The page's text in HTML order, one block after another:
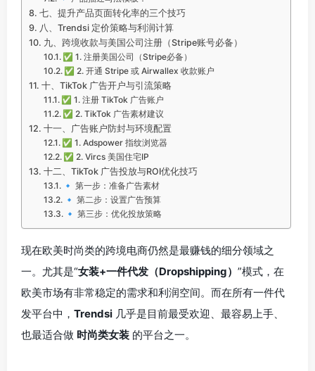
七、提升产品页面转化率的三个技巧
八、Trendsi 定价策略与利润计算
九、跨境收款与美国公司注册（Stripe账号必备）
✅ 1. 注册美国公司（Stripe必备）
✅ 2. 开通 Stripe 或 Airwallex 收款账户
十、TikTok 广告开户与引流策略
✅ 1. 注册 TikTok 广告账户
✅ 2. TikTok 广告素材建议
十一、广告账户防封与环境配置
✅ 1. Adspower 指纹浏览器
✅ 2. Vircs 美国住宅IP
十二、TikTok 广告投放与ROI优化技巧
🔹 第一步：准备广告素材
🔹 第二步：设置广告预算
🔹 第三步：优化投放策略
现在欧美时尚类的跨境电商仍然是最赚钱的细分领域之
一。尤其是“女装+一件代发（Dropshipping） ”模式，在
欧美市场有非常稳定的需求和利润空间。而在所有一件代
发平台中， Trendsi 几乎是目前最受欢迎、最容易上手、
也最适合做 时尚类女装 的平台之一。